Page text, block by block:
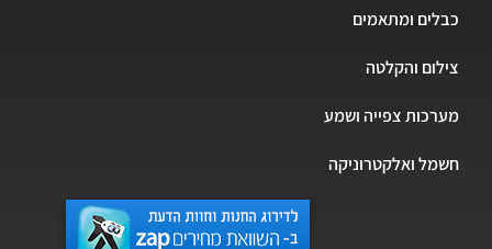
כבלים ומתאמים
צילום והקלטה
מערכות צפייה ושמע
חשמל ואלקטרוניקה